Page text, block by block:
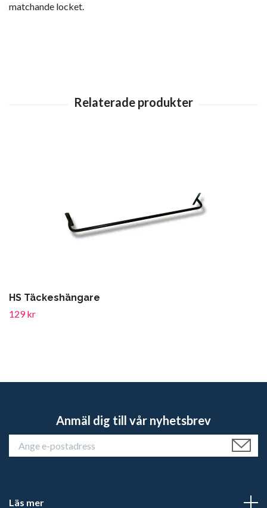
matchande locket.
HS Täckeshängare
129 kr
Anmäl dig till vår nyhetsbrev
Läs mer